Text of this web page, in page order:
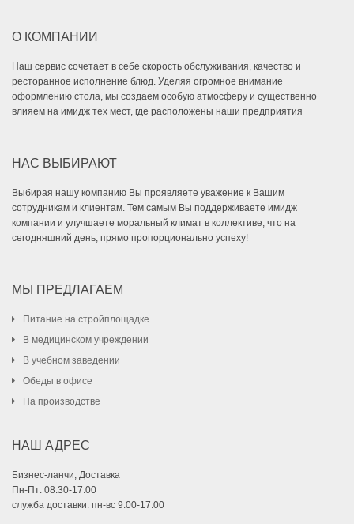
О КОМПАНИИ
Наш сервис сочетает в себе скорость обслуживания, качество и
ресторанное исполнение блюд. Уделяя огромное внимание
оформлению стола, мы создаем особую атмосферу и существенно
влияем на имидж тех мест, где расположены наши предприятия
НАС ВЫБИРАЮТ
Выбирая нашу компанию Вы проявляете уважение к Вашим
сотрудникам и клиентам. Тем самым Вы поддерживаете имидж
компании и улучшаете моральный климат в коллективе, что на
сегодняшний день, прямо пропорционально успеху!
МЫ ПРЕДЛАГАЕМ
Питание на стройплощадке
В медицинском учреждении
В учебном заведении
Обеды в офисе
На производстве
НАШ АДРЕС
Бизнес-ланчи, Доставка
Пн-Пт: 08:30-17:00
служба доставки: пн-вс 9:00-17:00